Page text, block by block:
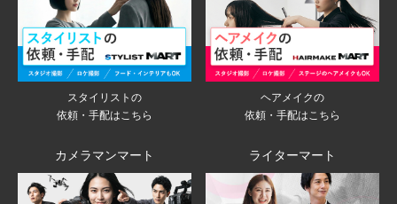
スタイリストの
依頼・手配はこちら
ヘアメイクの
依頼・手配はこちら
カメラマンマート ライターマート